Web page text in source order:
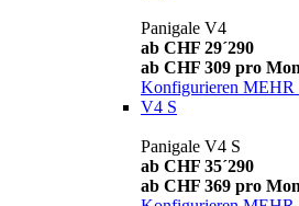
Panigale V4
ab CHF 29´290
ab CHF 309 pro
Konfigurieren MEHR
V4 S
Panigale V4 S
ab CHF 35´290
ab CHF 369 pro